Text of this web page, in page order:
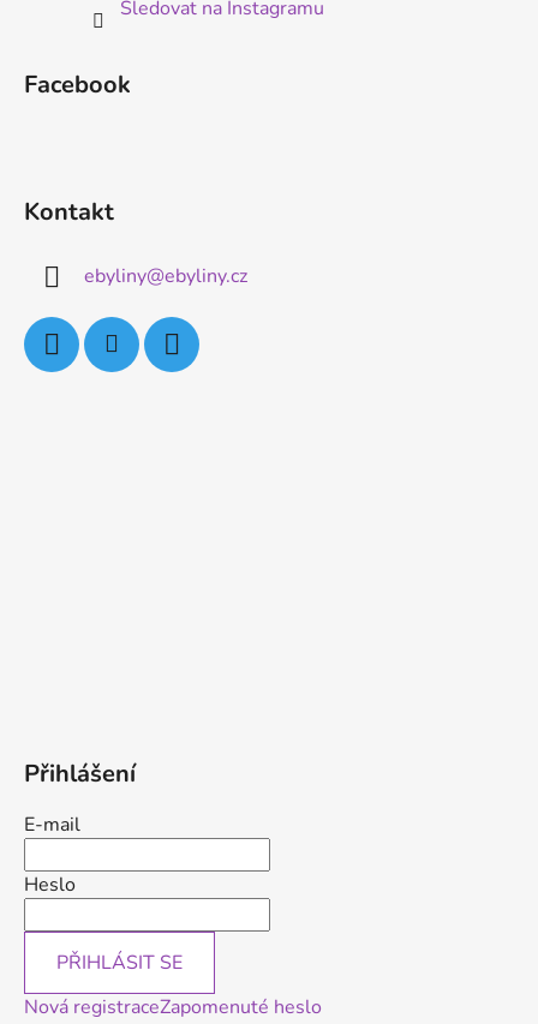
Sledovat na Instagramu
Facebook
Kontakt
ebyliny@ebyliny.cz
Přihlášení
E-mail
Heslo
PŘIHLÁSIT SE
Nová registraceZapomenuté heslo